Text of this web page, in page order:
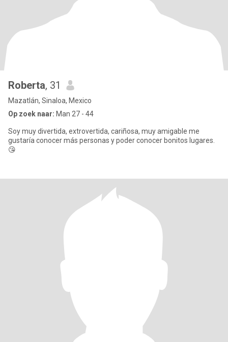
Roberta, 31
Mazatlán, Sinaloa, Mexico
Op zoek naar: Man 27 - 44
Soy muy divertida, extrovertida, cariñosa, muy amigable me
gustaría conocer más personas y poder conocer bonitos lugares.
😘